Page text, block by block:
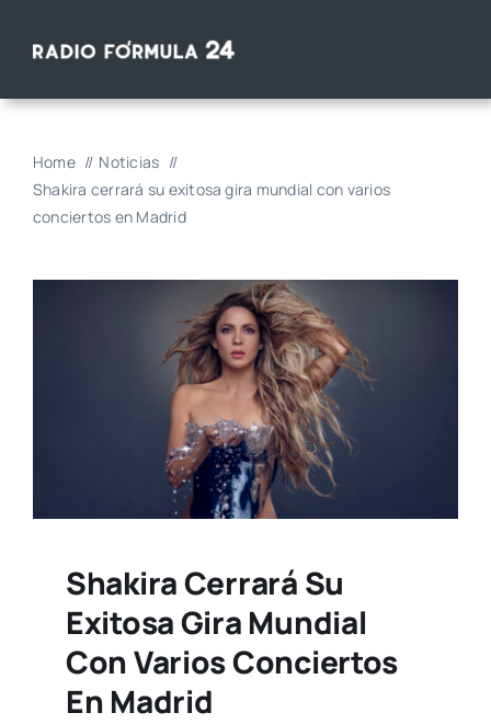
Home
Noticias
Shakira cerrará su exitosa gira mundial con varios
conciertos en Madrid
Shakira Cerrará Su
Exitosa Gira Mundial
Con Varios Conciertos
En Madrid